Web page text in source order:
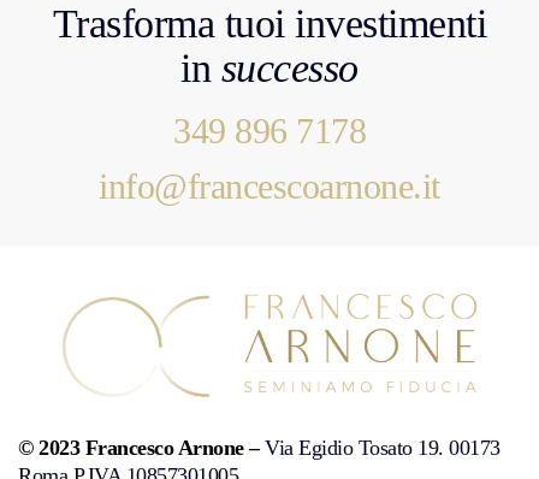
Trasforma tuoi investimenti
in successo
349 896 7178
info@francescoarnone.it
© 2023 Francesco Arnone–Via Egidio Tosato 19. 00173